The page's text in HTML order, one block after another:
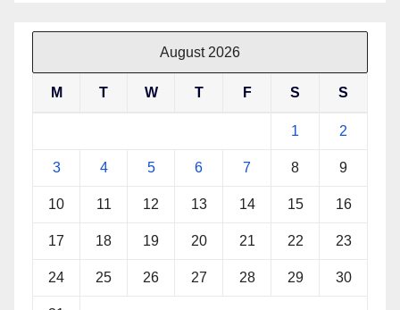
August 2026
M T W T F S S
1 2
3 4 5 6 7 8 9
10 11 12 13 14 15 16
17 18 19 20 21 22 23
24 25 26 27 28 29 30